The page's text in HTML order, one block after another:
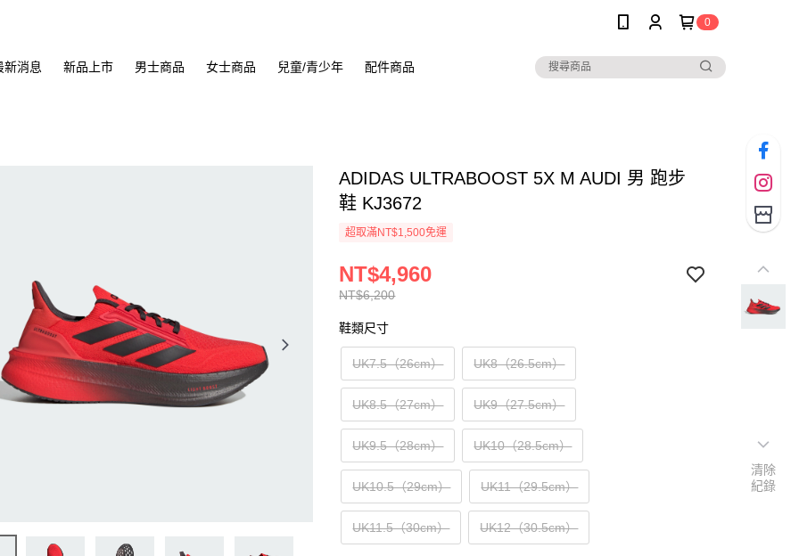
0
新消息 新品上市 男士商品 女士商品 兒童/青少年 配件商品
ADIDAS ULTRABOOST 5X M AUDI 男 跑步
鞋 KJ3672
超取滿NT$1,500免運
NT$6,200
NT$4,960
鞋類尺寸
UK7.5（26cm） UK8（26.5cm）
UK8.5（27cm） UK9（27.5cm）
UK9.5（28cm） UK10（28.5cm）
UK10.5（29cm） UK11（29.5cm）
UK11.5（30cm） UK12（30.5cm）
清除
紀錄